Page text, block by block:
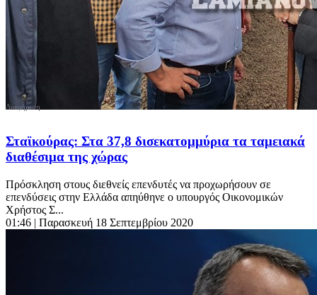
Σταϊκούρας: Στα 37,8 δισεκατομμύρια τα ταμειακά
διαθέσιμα της χώρας
Πρόσκληση στους διεθνείς επενδυτές να προχωρήσουν σε
επενδύσεις στην Ελλάδα απηύθηνε ο υπουργός Οικονομικών
Χρήστος Σ...
01:46 | Παρασκευή 18 Σεπτεμβρίου 2020